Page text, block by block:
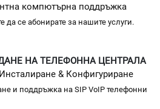
компютърна поддръжка
да се абонирате за нашите услуги.
НА ТЕЛЕФОННА ЦЕНТРАЛА
& Конфигуриране
и поддръжка на SIP VoIP телефонни